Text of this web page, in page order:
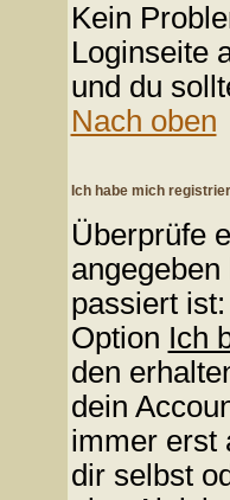
Kein
Loginseite
und du
Nach oben
Ich habe mich
Überprüfe
passiert
Option Ich
den
dein
immer erst
dir selbst